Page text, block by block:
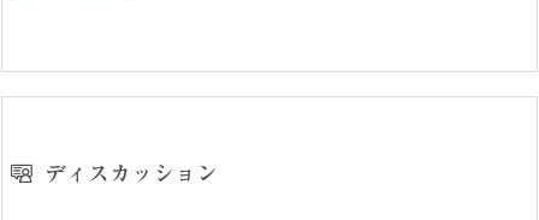
ディスカッション